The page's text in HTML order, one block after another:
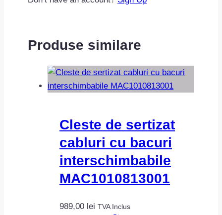
Produse similare
Cleste de sertizat
cabluri cu bacuri
interschimbabile
MAC1010813001
989,00 lei TVA Inclus